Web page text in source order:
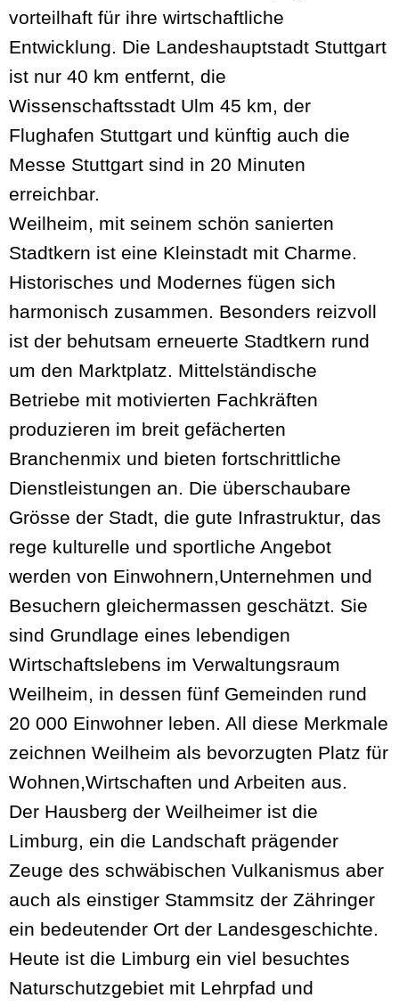
vorteilhaft für ihre wirtschaftliche
Entwicklung. Die Landeshauptstadt Stuttgart
ist nur 40 km entfernt, die
Wissenschaftsstadt Ulm 45 km, der
Flughafen Stuttgart und künftig auch die
Messe Stuttgart sind in 20 Minuten
erreichbar.
Weilheim, mit seinem schön sanierten
Stadtkern ist eine Kleinstadt mit Charme.
Historisches und Modernes fügen sich
harmonisch zusammen. Besonders reizvoll
ist der behutsam erneuerte Stadtkern rund
um den Marktplatz. Mittelständische
Betriebe mit motivierten Fachkräften
produzieren im breit gefächerten
Branchenmix und bieten fortschrittliche
Dienstleistungen an. Die überschaubare
Grösse der Stadt, die gute Infrastruktur, das
rege kulturelle und sportliche Angebot
werden von Einwohnern,Unternehmen und
Besuchern gleichermassen geschätzt. Sie
sind Grundlage eines lebendigen
Wirtschaftslebens im Verwaltungsraum
Weilheim, in dessen fünf Gemeinden rund
20 000 Einwohner leben. All diese Merkmale
zeichnen Weilheim als bevorzugten Platz für
Wohnen,Wirtschaften und Arbeiten aus.
Der Hausberg der Weilheimer ist die
Limburg, ein die Landschaft prägender
Zeuge des schwäbischen Vulkanismus aber
auch als einstiger Stammsitz der Zähringer
ein bedeutender Ort der Landesgeschichte.
Heute ist die Limburg ein viel besuchtes
Naturschutzgebiet mit Lehrpfad und